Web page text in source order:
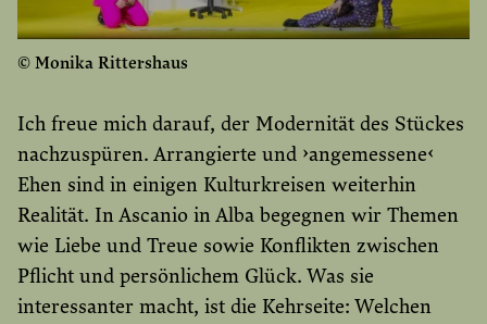
© Monika Rittershaus
Ich freue mich darauf, der Modernität des Stückes
nachzuspüren. Arrangierte und ›angemessene‹
Ehen sind in einigen Kulturkreisen weiterhin
Realität. In Ascanio in Alba begegnen wir Themen
wie Liebe und Treue sowie Konflikten zwischen
Pflicht und persönlichem Glück. Was sie
interessanter macht, ist die Kehrseite: Welchen